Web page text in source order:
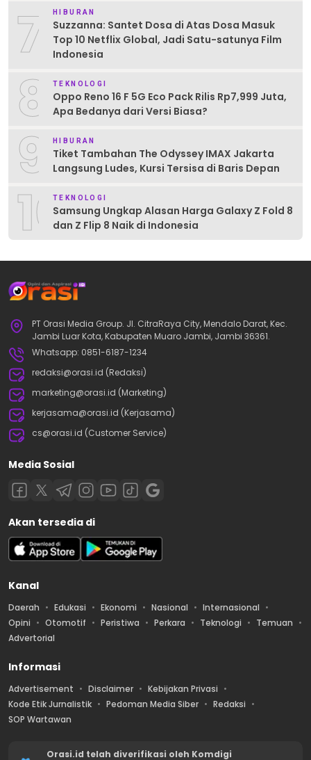
7 HIBURAN
Suzzanna: Santet Dosa di Atas Dosa Masuk
Top 10 Netflix Global, Jadi Satu-satunya Film
Indonesia
8 TEKNOLOGI
Oppo Reno 16 F 5G Eco Pack Rilis Rp7,999 Juta,
Apa Bedanya dari Versi Biasa?
9 HIBURAN
Tiket Tambahan The Odyssey IMAX Jakarta
Langsung Ludes, Kursi Tersisa di Baris Depan
10TEKNOLOGI
Samsung Ungkap Alasan Harga Galaxy Z Fold 8
dan Z Flip 8 Naik di Indonesia
PT Orasi Media Group. Jl. CitraRaya City, Mendalo Darat, Kec.
Jambi Luar Kota, Kabupaten Muaro Jambi, Jambi 36361.
Whatsapp: 0851-6187-1234
redaksi@orasi.id (Redaksi)
marketing@orasi.id (Marketing)
kerjasama@orasi.id (Kerjasama)
cs@orasi.id (Customer Service)
Media Sosial
Akan tersedia di
Kanal
Daerah Edukasi Ekonomi Nasional
Internasional
Opini
Otomotif Peristiwa Perkara Teknologi
Temuan
Advertorial
Informasi
Advertisement Disclaimer
Kebijakan Privasi
Kode Etik Jurnalistik
Pedoman Media Siber
Redaksi
SOP Wartawan
Orasi.id telah diverifikasi oleh Komdigi